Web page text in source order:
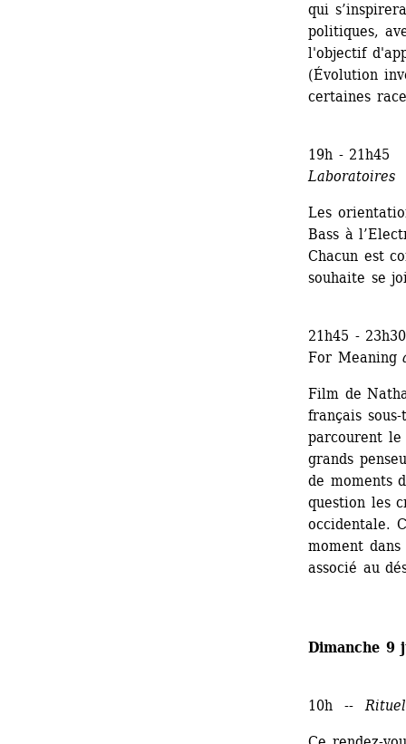
qui
politiques,
l'objectif
(Évolution
certaines
19h -
Laboratoires
Les
Bass à
Chacun est
souhaite se
21h45 -
For Meaning
Film de
français
parcourent le
grands
de moments
question les
occidentale.
moment
associé au
Dimanche 9
10h --